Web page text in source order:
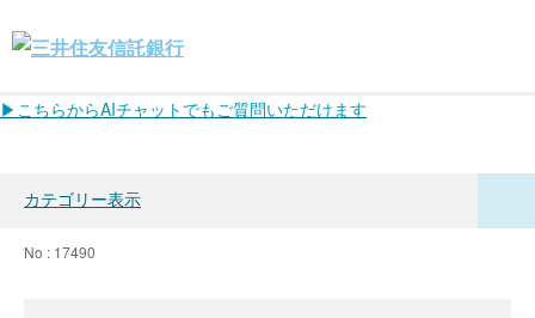
▶こちらからAIチャットでもご質問いただけます
カテゴリー表示
No : 17490